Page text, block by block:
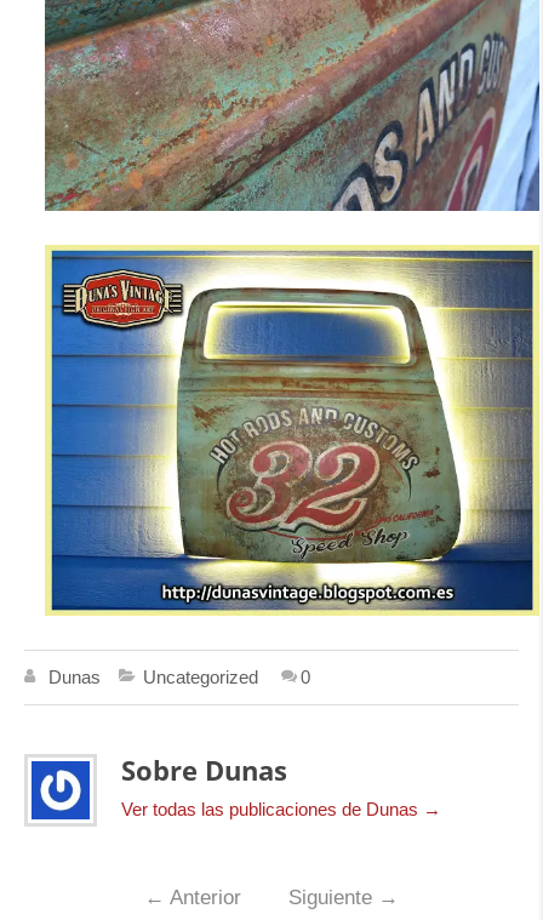
Dunas Uncategorized 0
Sobre Dunas
Ver todas las publicaciones de Dunas →
← Anterior Siguiente →